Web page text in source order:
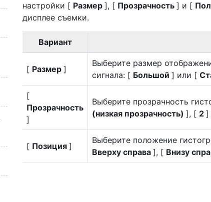
настройки [ Размер ], [ Прозрачность ] и [
дисплее съемки.
Вариант
[ Размер ]
Выберите размер
сигнала: [ Большой ] или [
[
Прозрачность
]
Выберите прозрачность
(низкая прозрачность) ], [ 2 ]
[ Позиция ]
Выберите положение
Вверху справа ], [ Внизу